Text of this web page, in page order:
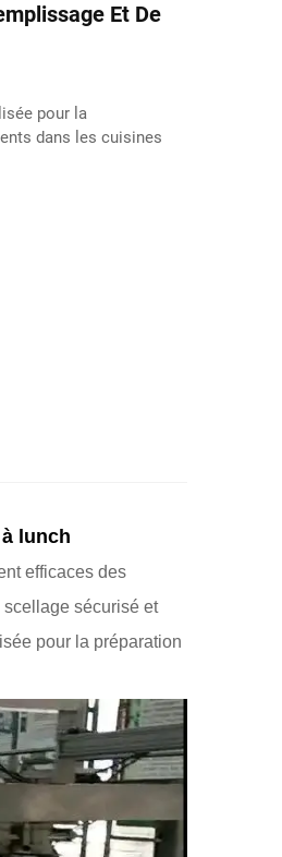
Et De
pour la
dans les cuisines
lunch
efficaces des
sécurisé et
pour la préparation